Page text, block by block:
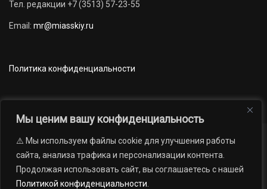
Мы ценим вашу конфиденциальность
⚠️ Мы используем файлы cookie для улучшения работы
сайта, анализа трафика и персонализации контента.
Продолжая использовать сайт, вы соглашаетесь с нашей
Политикой конфиденциальности
Тел. редакции +7 (3513) 57-23-55
Email: mr@miasskiy.ru
Политика конфиденциальности
Новости Наши проекты
Официально
АРХИВ
16+